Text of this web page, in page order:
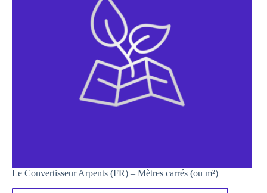
Le Convertisseur Arpents (FR) – Mètres carrés (ou m²)